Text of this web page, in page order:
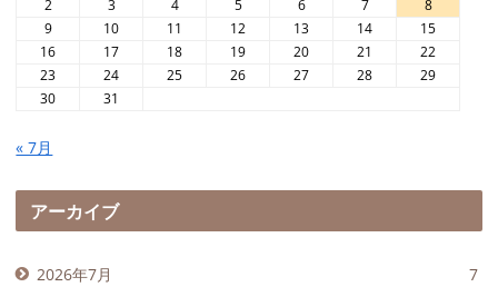
2
3 4 5 6 7
8
9
10 11 12 13 14
15
16
17 18 19 20 21
22
23
24 25 26 27 28
29
30
31
« 7月
アーカイブ
2026年7月 7